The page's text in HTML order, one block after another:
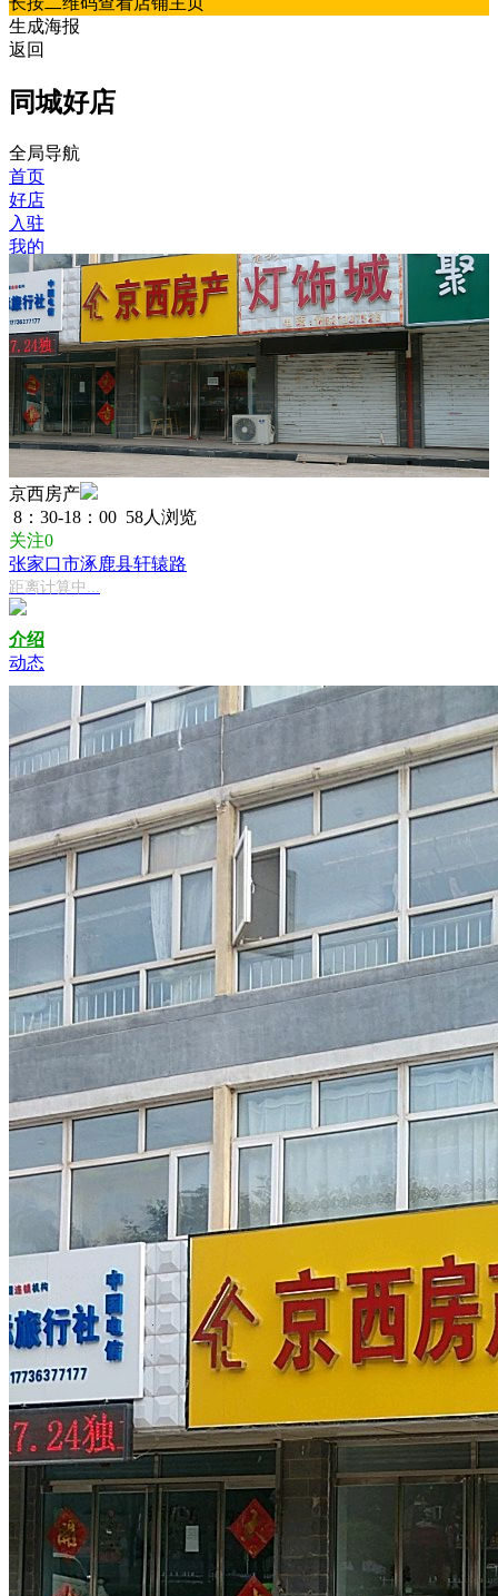
生成海报
返回
同城好店
全局导航
首页
好店
入驻
我的
京西房产
8：30-18：00 58人浏览
关注0
张家口市涿鹿县轩辕路
距离计算中...
介绍
动态